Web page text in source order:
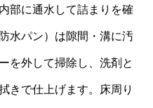
部に通水して詰まりを確
水パン）は隙間・溝に汚
を外して掃除し、洗剤と
きで仕上げます。床周り